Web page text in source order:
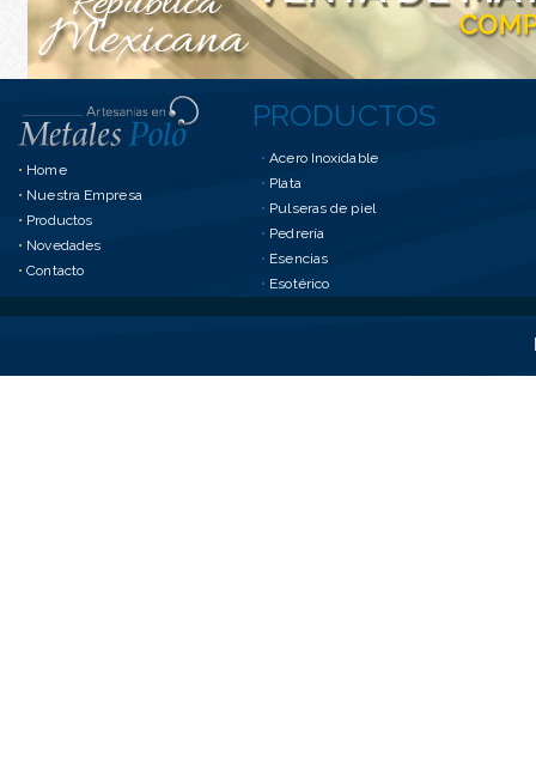
PRODUCTOS
• Home
• Nuestra Empresa
• Productos
• Novedades
• Contacto
• Acero Inoxidable
• Plata
• Pulseras de piel
• Pedrería
• Esencias
• Esotérico